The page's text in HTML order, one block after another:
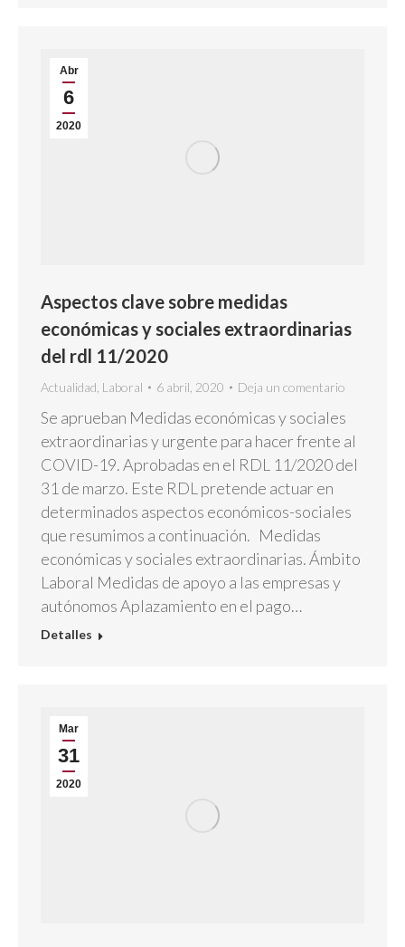
Abr
6
2020
Aspectos clave sobre medidas
económicas y sociales extraordinarias
del rdl 11/2020
Actualidad Laboral 6 abril, 2020 Deja un comentario
Se aprueban Medidas económicas y sociales
extraordinarias y urgente para hacer frente al
COVID-19. Aprobadas en el RDL 11/2020 del
31 de marzo. Este RDL pretende actuar en
determinados aspectos económicos-sociales
que resumimos a continuación. Medidas
económicas y sociales extraordinarias. Ámbito
Laboral Medidas de apoyo a las empresas y
autónomos Aplazamiento en el pago…
Detalles
Mar
31
2020